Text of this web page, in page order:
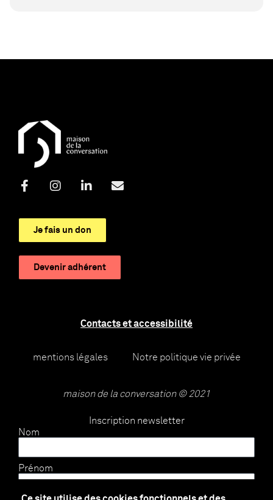
Je fais un don
Devenir adhérent
Contacts et accessibilité
mentions légales Notre politique vie privée
maison de la conversation © 2021
Inscription newsletter
Nom
Prénom